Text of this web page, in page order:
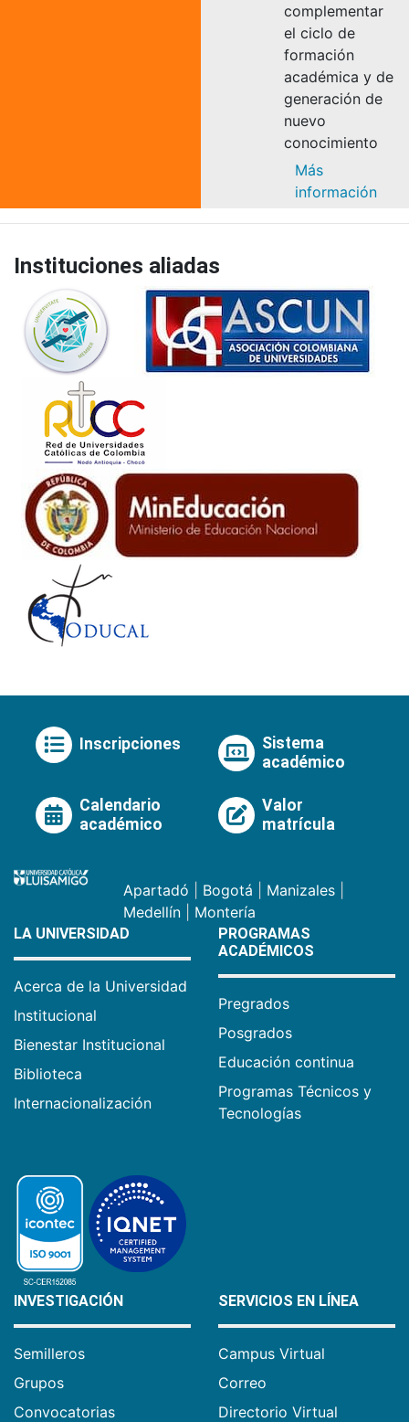
complementar
el ciclo de
formación
académica y de
generación de
nuevo
conocimiento
Más
información
Instituciones aliadas
Inscripciones
Sistema
académico
Calendario
académico
Valor
matrícula
Apartadó Bogotá Manizales
Medellín
Montería
LA UNIVERSIDAD
Acerca de la Universidad
Institucional
Bienestar Institucional
Biblioteca
Internacionalización
PROGRAMAS
ACADÉMICOS
Pregrados
Posgrados
Educación continua
Programas Técnicos y
Tecnologías
INVESTIGACIÓN
Semilleros
Grupos
Convocatorias
SERVICIOS EN LÍNEA
Campus Virtual
Correo
Directorio Virtual